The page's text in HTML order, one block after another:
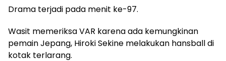
Drama terjadi pada menit ke-97.
Wasit memeriksa VAR karena ada kemungkinan
pemain Jepang, Hiroki Sekine melakukan hansball di
kotak terlarang.